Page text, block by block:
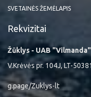
SVETAINĖS ŽEMĖLAPIS
Rekvizitai
Žūklys - UAB "Vilmanda"
V.Krėvės pr. 104J, LT-
g.page/Zuklys-lt